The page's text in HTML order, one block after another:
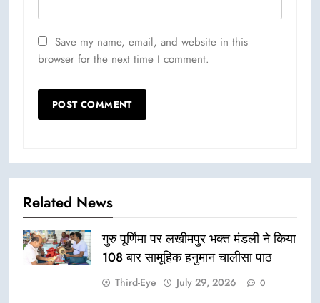
Save my name, email, and website in this
browser for the next time I comment.
Related News
गुरु पूर्णिमा पर लखीमपुर भक्त मंडली ने किया
108 बार सामूहिक हनुमान चालीसा पाठ
Third-Eye July 29, 2026 0